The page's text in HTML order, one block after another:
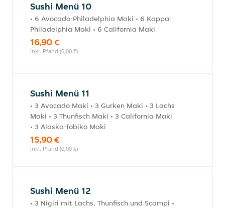
Sushi Menü 10
• 6 Avocado-Philadelphia Maki • 6 Kappa-
Philadelphia Maki • 6 California Maki
16,90 €
inkl. Pfand (0,00 €)
Sushi Menü 11
• 3 Avocado Maki • 3 Gurken Maki • 3 Lachs
Maki • 3 Thunfisch Maki • 3 California Maki
• 3 Alaska-Tobiko Maki
15,90 €
inkl. Pfand (0,00 €)
Sushi Menü 12
• 3 Nigiri mit Lachs, Thunfisch und Scampi •